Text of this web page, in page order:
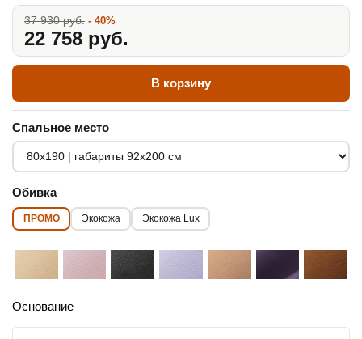
37 930 руб. - 40%
22 758 руб.
В корзину
Спальное место
Обивка
ПРОМО Экокожа Экокожа Lux
Основание